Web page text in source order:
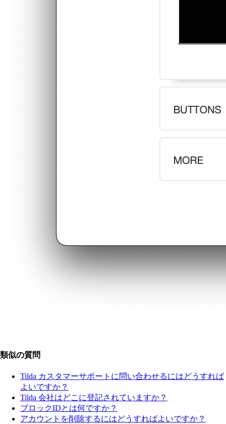
類似の質問
Tilda カスタマーサポートに問い合わせるにはどうすれば
よいですか？
Tilda 会社はどこに登記されていますか？
ブロックIDとは何ですか？
アカウントを削除するにはどうすればよいですか？